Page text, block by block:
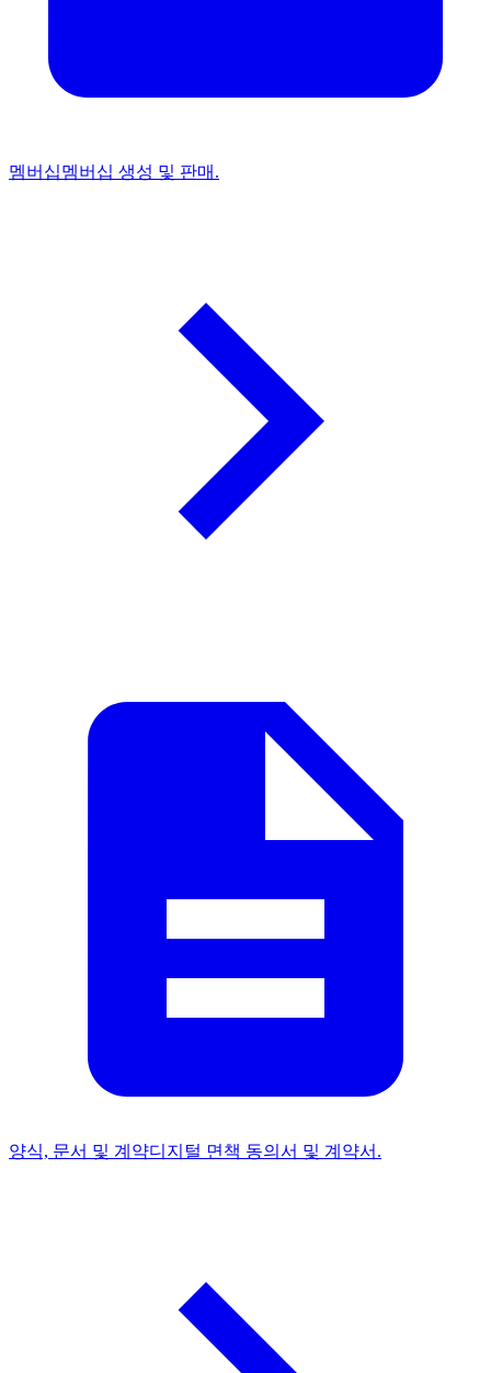
멤버십멤버십 생성 및 판매.
양식, 문서 및 계약디지털 면책 동의서 및 계약서.